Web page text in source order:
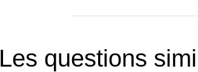
Les questions